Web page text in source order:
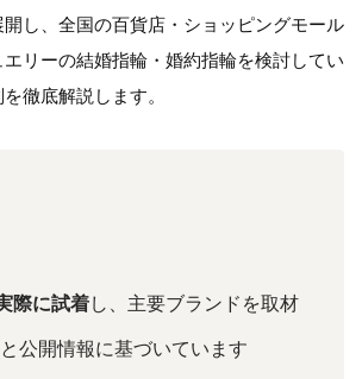
し、全国の百貨店・ショッピングモール
リーの結婚指輪・婚約指輪を検討してい
徹底解説します。
際に試着し、主要ブランドを取材
公開情報に基づいています